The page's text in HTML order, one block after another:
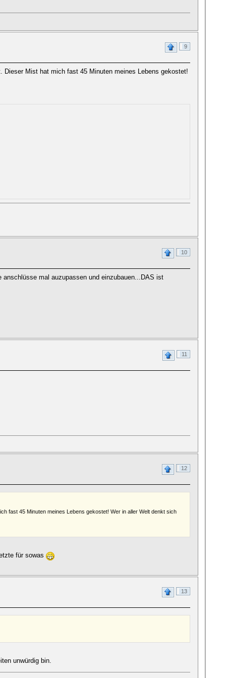
9
Mist hat mich fast 45 Minuten meines Lebens gekostet!
10
mal auzupassen und einzubauen...DAS ist
11
12
fast 45 Minuten meines Lebens gekostet! Wer in aller Welt denkt sich
für sowas
13
unwürdig bin.